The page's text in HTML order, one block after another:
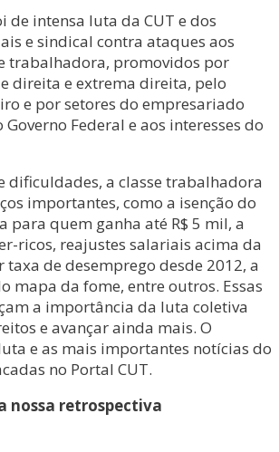
de intensa luta da CUT e dos
e sindical contra ataques aos
trabalhadora, promovidos por
direita e extrema direita, pelo
e por setores do empresariado
Federal e aos interesses do
dificuldades, a classe trabalhadora
importantes, como a isenção do
para quem ganha até R$ 5 mil, a
ricos, reajustes salariais acima da
taxa de desemprego desde 2012, a
mapa da fome, entre outros. Essas
a importância da luta coletiva
e avançar ainda mais. O
e as mais importantes notícias do
no Portal CUT.
nossa retrospectiva